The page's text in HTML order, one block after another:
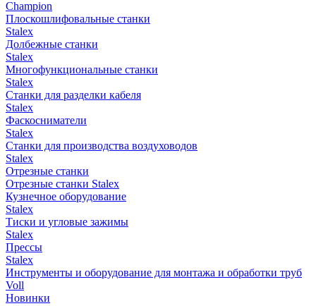
Champion
Плоскошлифовальные станки
Stalex
Долбежные станки
Stalex
Многофункциональные станки
Stalex
Станки для разделки кабеля
Stalex
Фаскосниматели
Stalex
Станки для производства воздуховодов
Stalex
Отрезные станки
Отрезные станки Stalex
Кузнечное оборудование
Stalex
Тиски и угловые зажимы
Stalex
Прессы
Stalex
Инструменты и оборудование для монтажа и обработки труб
Voll
Новинки